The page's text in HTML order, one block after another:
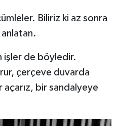
Biliriz ki az sonra
işler de böyledir.
çerçeve duvarda
açarız, bir sandalyeye